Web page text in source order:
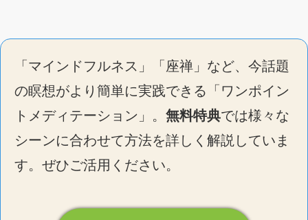
「マインドフルネス」「座禅」など、今話題
の瞑想がより簡単に実践できる「ワンポイン
トメディテーション」。 無料特典では様々な
シーンに合わせて方法を詳しく解説していま
す。ぜひご活用ください。